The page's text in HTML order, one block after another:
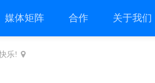
媒体矩阵 合作 关于我们
乐!